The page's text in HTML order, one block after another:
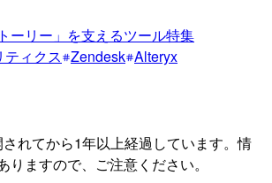
ーリー」を支えるツール特集
ティクス Zendesk Alteryx
れてから1年以上経過しています。情
りますので、ご注意ください。